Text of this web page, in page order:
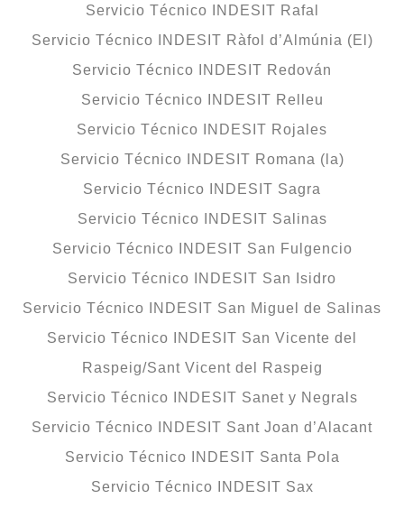
Servicio Técnico INDESIT Rafal
Servicio Técnico INDESIT Ràfol d’Almúnia (El)
Servicio Técnico INDESIT Redován
Servicio Técnico INDESIT Relleu
Servicio Técnico INDESIT Rojales
Servicio Técnico INDESIT Romana (la)
Servicio Técnico INDESIT Sagra
Servicio Técnico INDESIT Salinas
Servicio Técnico INDESIT San Fulgencio
Servicio Técnico INDESIT San Isidro
Servicio Técnico INDESIT San Miguel de Salinas
Servicio Técnico INDESIT San Vicente del
Raspeig/Sant Vicent del Raspeig
Servicio Técnico INDESIT Sanet y Negrals
Servicio Técnico INDESIT Sant Joan d’Alacant
Servicio Técnico INDESIT Santa Pola
Servicio Técnico INDESIT Sax